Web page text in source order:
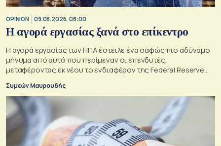
OPINION 09.08.2026, 08:00
Η αγορά εργασίας ξανά στο επίκεντρο
Η αγορά εργασίας των ΗΠΑ έστειλε ένα σαφώς πιο αδύναμο
μήνυμα από αυτό που περίμεναν οι επενδυτές,
μεταφέροντας εκ νέου το ενδιαφέρον της Federal Reserve
στη μέγιστη απασχόληση.
Συμεών Μαυρουδής